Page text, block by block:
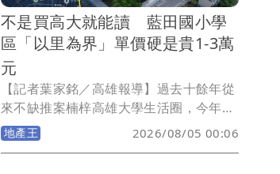
不是買高大就能讀 藍田國小學
區「以里為界」單價硬是貴1-3萬
元
【記者葉家銘／高雄報導】過去十餘年從
來不缺推案楠梓高雄大學生活圈，今年8
月迎來區內第2所小學藍田國小，該校屬
全國首座全鋼構小學，建設經費10.7億
地產王 2026/08/05 00:06